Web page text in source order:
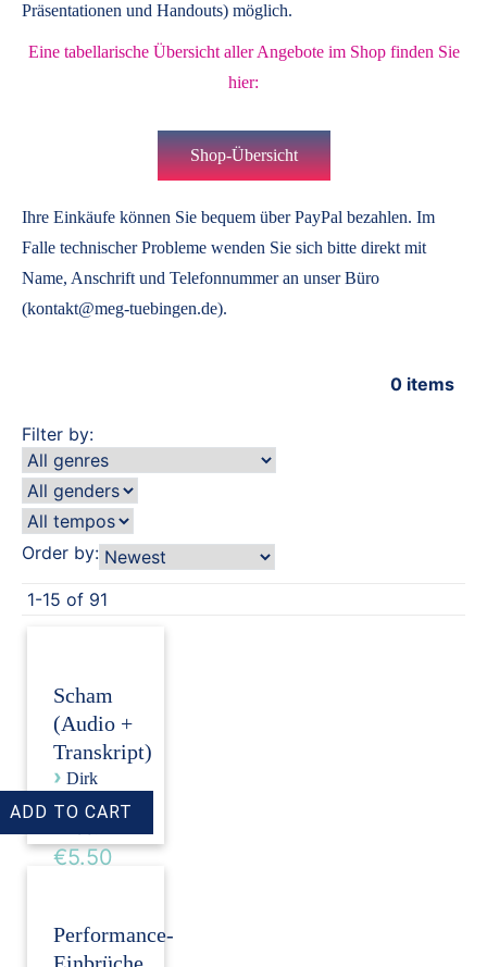
Präsentationen und Handouts) möglich.
Eine tabellarische Übersicht aller Angebote im Shop finden Sie
hier:
Shop-Übersicht
Ihre Einkäufe können Sie bequem über PayPal bezahlen. Im
Falle technischer Probleme wenden Sie sich bitte direkt mit
Name, Anschrift und Telefonnummer an unser Büro
(kontakt@meg-tuebingen.de).
0 items
Filter by:
Order by:
1-15 of 91
Scham
(Audio +
Transkript)
› Dirk
Revenstorf
€5.50
Performance-